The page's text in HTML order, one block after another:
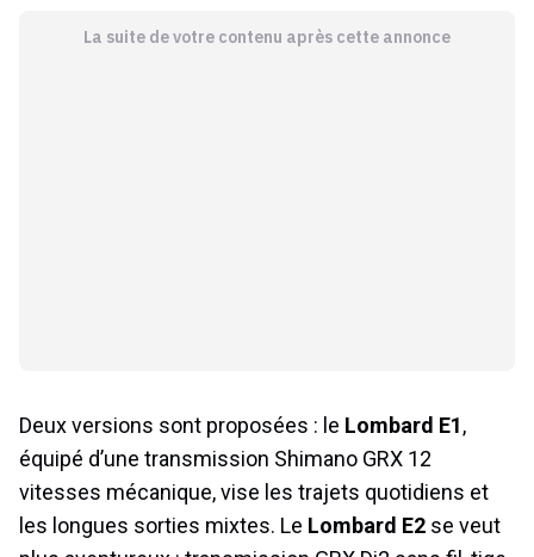
La suite de votre contenu après cette annonce
Deux versions sont proposées : le Lombard E1,
équipé d’une transmission Shimano GRX 12
vitesses mécanique, vise les trajets quotidiens et
les longues sorties mixtes. Le Lombard E2 se veut